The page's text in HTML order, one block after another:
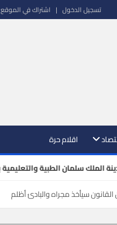
تسجيل الدخول اشتراك في الموقع
اقلام حرة
سيأخذ مجراه والبادئ أظلم